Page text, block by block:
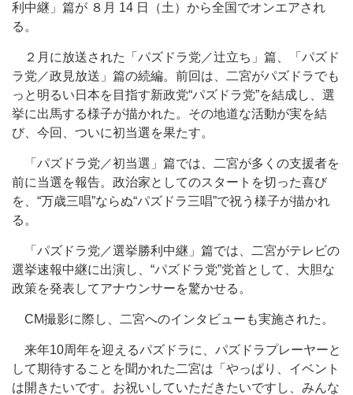
利中継」篇が ８月 14 日（土）から全国でオンエアされ
る。
２月に放送された「パズドラ党／辻立ち」篇、「パズド
ラ党／政見放送」篇の続編。前回は、二宮がパズドラでも
っと明るい日本を目指す新政党“パズドラ党”を結成し、選
挙に出馬する様子が描かれた。その地道な活動が実を結
び、今回、ついに初当選を果たす。
「パズドラ党／初当選」篇では、二宮が多くの支援者を
前に当選を報告。政治家としてのスタートを切った喜び
を、“万歳三唱”ならぬ“パズドラ三唱”で祝う様子が描かれ
る。
「パズドラ党／選挙勝利中継」篇では、二宮がテレビの
選挙速報中継に出演し、“パズドラ党”党首として、大胆な
政策を発表してアナウンサーを驚かせる。
CM撮影に際し、二宮へのインタビューも実施された。
来年10周年を迎えるパズドラに、パズドラプレーヤーと
して期待することを聞かれた二宮は「やっぱり、イベント
は開きたいです。お祝いしていただきたいですし、みんな